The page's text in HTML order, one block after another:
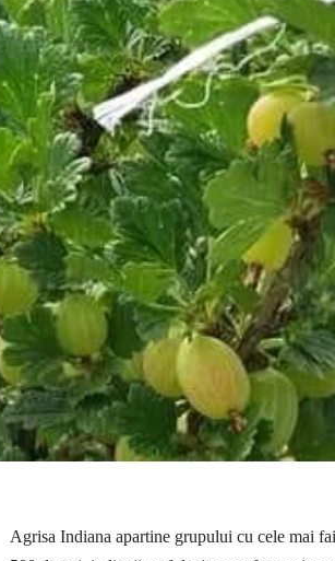
Agrisa Indiana apartine grupului cu cele mai